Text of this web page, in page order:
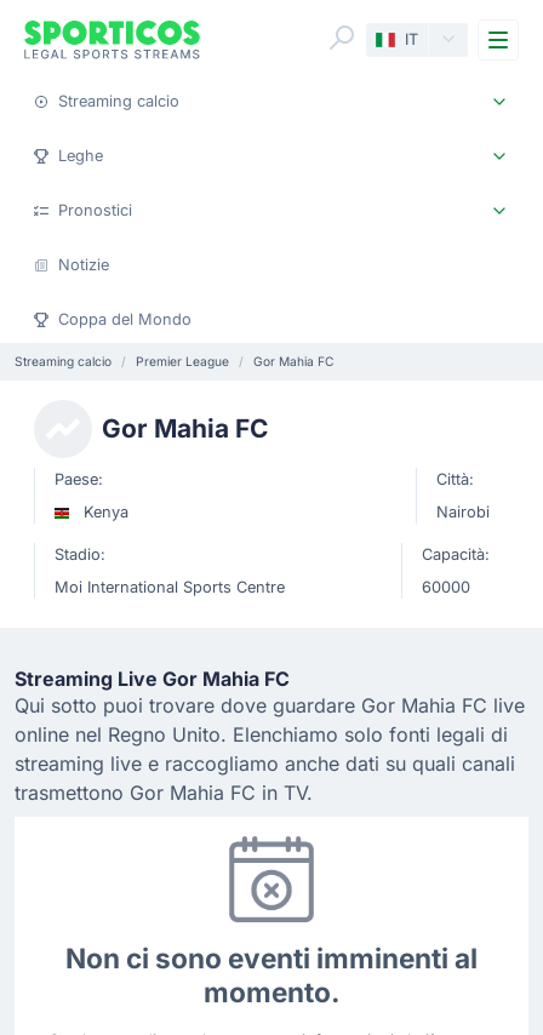
IT
Streaming calcio
Leghe
Pronostici
Notizie
Coppa del Mondo
Streaming calcio Premier League Gor Mahia FC
Gor Mahia FC
Paese:
Kenya
Città:
Nairobi
Stadio:
Moi International Sports Centre
Capacità:
60000
Streaming Live Gor Mahia FC
Qui sotto puoi trovare dove guardare Gor Mahia FC live
online nel Regno Unito. Elenchiamo solo fonti legali di
streaming live e raccogliamo anche dati su quali canali
trasmettono Gor Mahia FC in TV.
Non ci sono eventi imminenti al
momento.